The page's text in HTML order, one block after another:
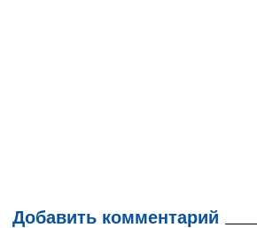
Добавить комментарий